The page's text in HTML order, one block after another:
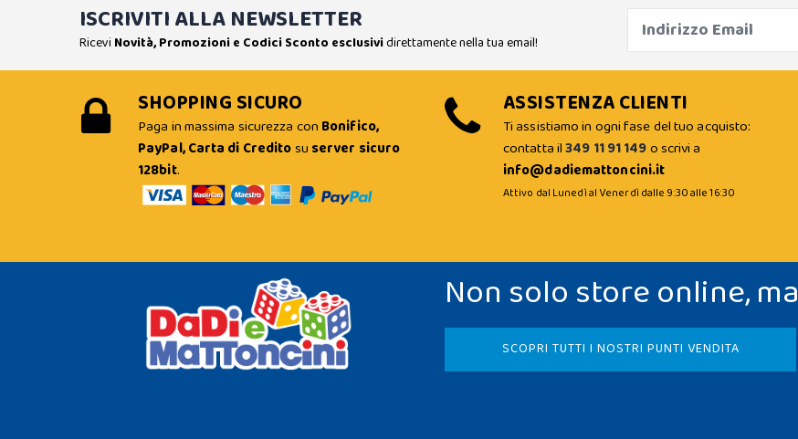
ISCRIVITI ALLA NEWSLETTER
Ricevi Novità, Promozioni e Codici Sconto esclusividirettamente nella tua email!
SHOPPING SICURO
Paga in massima sicurezza con Bonifico,
PayPal, Carta di Creditosu server sicuro
128bit.
ASSISTENZA CLIENTI
Ti assistiamo in ogni fase del tuo acquisto:
contatta il349 11 91 149o scrivi a
info@dadiemattoncini.it
Attivo dal Lunedì al Venerdì dalle 9:30 alle 16:30
Non solo store online, ma
SCOPRI TUTTI I NOSTRI PUNTI VENDITA